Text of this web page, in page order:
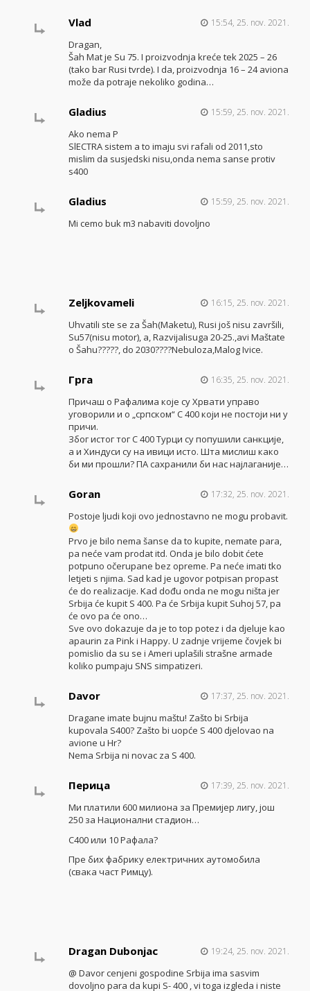
Vlad 15:54, 25. nov. 2021.
Dragan,
Šah Mat je Su 75. I proizvodnja kreće tek 2025 – 26
(tako bar Rusi tvrde). I da, proizvodnja 16 – 24 aviona
može da potraje nekoliko godina…
Gladius 15:59, 25. nov. 2021.
Ako nema P
SlECTRA sistem a to imaju svi rafali od 2011,sto
mislim da susjedski nisu,onda nema sanse protiv
s400
Gladius 15:59, 25. nov. 2021.
Mi cemo buk m3 nabaviti dovoljno
Zeljkovameli 16:15, 25. nov. 2021.
Uhvatili ste se za Šah(Maketu), Rusi još nisu završili,
Su57(nisu motor), a, Razvijalisuga 20-25.,avi Maštate
o Šahu?????, do 2030????Nebuloza,Malog Ivice.
Грга 16:35, 25. nov. 2021.
Причаш о Рафалима које су Хрвати управо
уговорили и о „српском“ С 400 који не постоји ни у
причи.
Због истог тог С 400 Турци су попушили санкције,
а и Хиндуси су на ивици исто. Шта мислиш како
би ми прошли? ПА сахранили би нас најлаганије…
Goran 17:32, 25. nov. 2021.
Postoje ljudi koji ovo jednostavno ne mogu probavit.
Prvo je bilo nema šanse da to kupite, nemate para,
pa neće vam prodat itd. Onda je bilo dobit ćete
potpuno očerupane bez opreme. Pa neće imati tko
letjeti s njima. Sad kad je ugovor potpisan propast
će do realizacije. Kad dođu onda ne mogu ništa jer
Srbija će kupit S 400. Pa će Srbija kupit Suhoj 57, pa
će ovo pa će ono…
Sve ovo dokazuje da je to top potez i da djeluje kao
apaurin za Pink i Happy. U zadnje vrijeme čovjek bi
pomislio da su se i Ameri uplašili strašne armade
koliko pumpaju SNS simpatizeri.
Davor 17:37, 25. nov. 2021.
Dragane imate bujnu maštu! Zašto bi Srbija
kupovala S400? Zašto bi uopće S 400 djelovao na
avione u Hr?
Nema Srbija ni novac za S 400.
Перица 17:39, 25. nov. 2021.
Ми платили 600 милиона за Премијер лигу, још
250 за Национални стадион…
С400 или 10 Рафала?
Пре бих фабрику електричних аутомобила
(свака част Римцу).
Dragan Dubonjac 19:24, 25. nov. 2021.
@ Davor cenjeni gospodine Srbija ima sasvim
dovoljno para da kupi S- 400 , vi toga izgleda i niste